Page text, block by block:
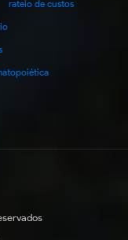
rateio de custos